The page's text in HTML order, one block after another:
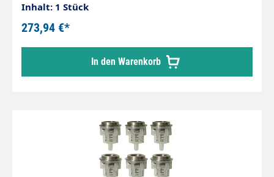
Inhalt: 1 Stück
273,94 €*
In den Warenkorb